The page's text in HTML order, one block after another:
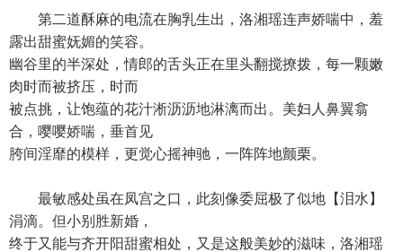
第二道酥麻的电流在胸乳生出，洛湘瑶连声娇喘中，羞
露出甜蜜妩媚的笑容。
幽谷里的半深处，情郎的舌头正在里头翻搅撩拨，每一颗嫩
肉时而被挤压，时而
被点挑，让饱蕴的花汁淅沥沥地淋漓而出。美妇人鼻翼翕
合，嘤嘤娇喘，垂首见
胯间淫靡的模样，更觉心摇神驰，一阵阵地颤栗。
最敏感处虽在凤宫之口，此刻像委屈极了似地【泪水】
涓滴。但小别胜新婚，
终于又能与齐开阳甜蜜相处，又是这般美妙的滋味，洛湘瑶